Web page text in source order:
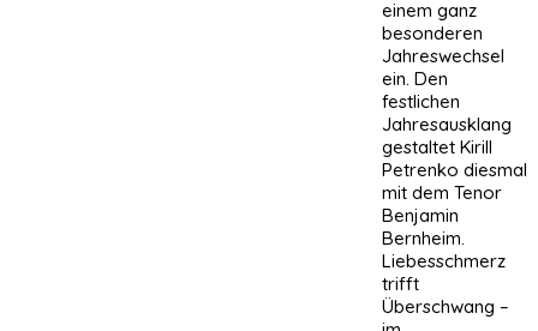
einem ganz
besonderen
Jahreswechsel
ein. Den
festlichen
Jahresausklang
gestaltet Kirill
Petrenko diesmal
mit dem Tenor
Benjamin
Bernheim.
Liebesschmerz
trifft
Überschwang –